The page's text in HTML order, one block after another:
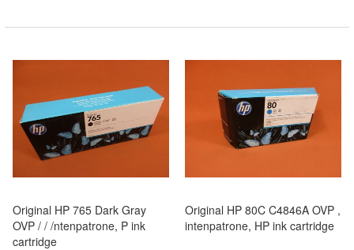
Original HP 765 Dark Gray
OVP / / /ntenpatrone, P ink
cartridge
Original HP 80C C4846A OVP ,
intenpatrone, HP ink cartridge